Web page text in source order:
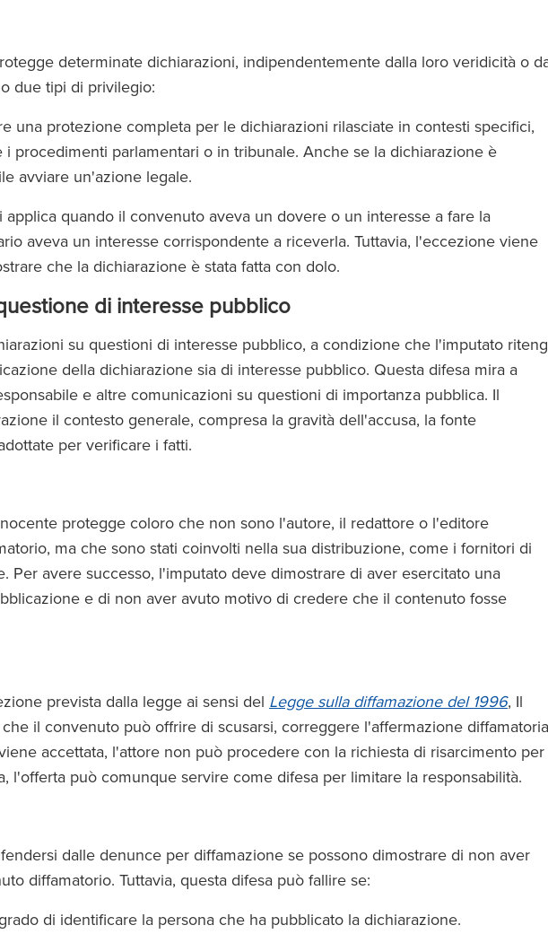
determinate dichiarazioni, indipendentemente dalla loro veridicità o
due tipi di privilegio:
una protezione completa per le dichiarazioni rilasciate in contesti specifici,
procedimenti parlamentari o in tribunale. Anche se la dichiarazione è
avviare un'azione legale.
applica quando il convenuto aveva un dovere o un interesse a fare la
aveva un interesse corrispondente a riceverla. Tuttavia, l'eccezione viene
che la dichiarazione è stata fatta con dolo.
di interesse pubblico
su questioni di interesse pubblico, a condizione che l'imputato
della dichiarazione sia di interesse pubblico. Questa difesa mira a
e altre comunicazioni su questioni di importanza pubblica. Il
il contesto generale, compresa la gravità dell'accusa, la fonte
per verificare i fatti.
protegge coloro che non sono l'autore, il redattore o l'editore
ma che sono stati coinvolti nella sua distribuzione, come i fornitori di
Per avere successo, l'imputato deve dimostrare di aver esercitato una
e di non aver avuto motivo di credere che il contenuto fosse
prevista dalla legge ai sensi del Legge sulla diffamazione del 1996, Il
il convenuto può offrire di scusarsi, correggere l'affermazione diffamatoria
accettata, l'attore non può procedere con la richiesta di risarcimento per
l'offerta può comunque servire come difesa per limitare la responsabilità.
dalle denunce per diffamazione se possono dimostrare di non aver
diffamatorio. Tuttavia, questa difesa può fallire se:
di identificare la persona che ha pubblicato la dichiarazione.